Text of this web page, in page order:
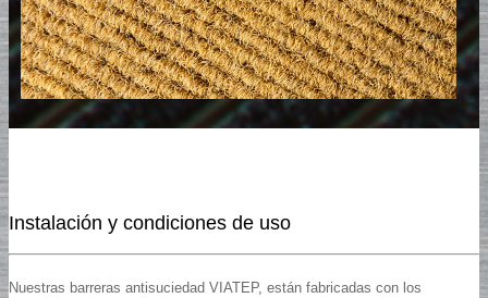
Instalación y condiciones de uso
Nuestras barreras antisuciedad VIATEP, están fabricadas con los